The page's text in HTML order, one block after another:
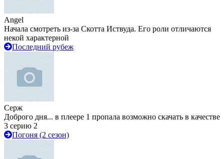
Angel
Начала смотреть из-за Скотта Иствуда. Его роли отличаются
некой характерной
Последний рубеж
Серж
Доброго дня... в плеере 1 пропала возможно скачать в качестве
3 серию 2
Погоня (2 сезон)